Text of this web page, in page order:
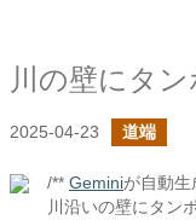
川の壁にタン
2025-04-23 道端
/** Geminiが自動生
川沿いの壁にタン